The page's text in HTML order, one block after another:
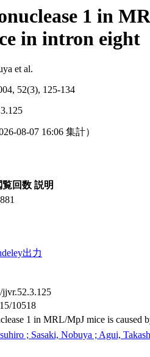
1 in
in intron eight
et al.
52(3), 125-134
08-07 16:06 集計）
覧回数 説明
出力
jjvr.52.3.125
10518
1 in MRL/MpJ mice is caused
; Sasaki, Nobuya ; Agui,